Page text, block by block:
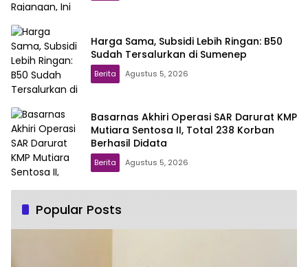
Harga Sama, Subsidi Lebih Ringan: B50
Sudah Tersalurkan di Sumenep
Berita Agustus 5, 2026
Basarnas Akhiri Operasi SAR Darurat KMP
Mutiara Sentosa II, Total 238 Korban
Berhasil Didata
Berita Agustus 5, 2026
Popular Posts